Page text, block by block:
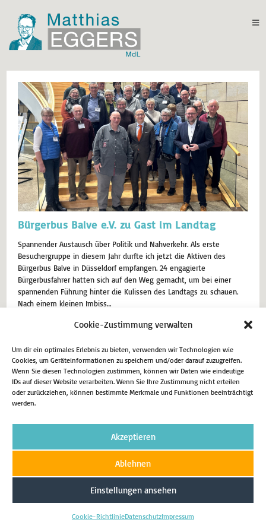
Cookie-Zustimmung verwalten
Um dir ein optimales Erlebnis zu bieten, verwenden wir Technologien wie
Cookies, um Geräteinformationen zu speichern und/oder darauf zuzugreifen.
Wenn Sie diesen Technologien zustimmen, können wir Daten wie eindeutige
IDs auf dieser Website verarbeiten. Wenn Sie Ihre Zustimmung nicht erteilen
oder zurückziehen, können bestimmte Merkmale und Funktionen beeinträchtigt
werden.
Akzeptieren
Ablehnen
Einstellungen ansehen
Cookie-RichtlinieDatenschutzImpressum
Bürgerbus Balve e.V. zu Gast im Landtag
Spannender Austausch über Politik und Nahverkehr. Als erste
Besuchergruppe in diesem Jahr durfte ich jetzt die Aktiven des
Bürgerbus Balve in Düsseldorf empfangen. 24 engagierte
Bürgerbusfahrer hatten sich auf den Weg gemacht, um bei einer
spannenden Führung hinter die Kulissen des Landtags zu schauen.
Nach einem kleinen Imbiss…
17. Februar 2025 Aktuell
Weiterlesen
Copyright 2026 - Matthias Eggers MdL